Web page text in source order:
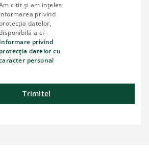
citit și am ințeles
Informarea privind
protecția datelor,
aici -
Informare privind
protecția datelor cu
personal
Trimite!